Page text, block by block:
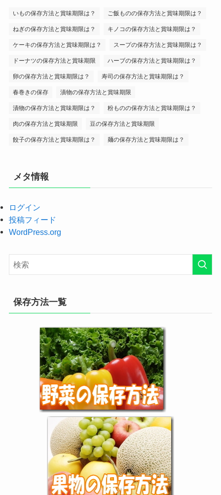
いもの保存方法と賞味期限は？ ご飯ものの保存方法と賞味期限は？
ねぎの保存方法と賞味期限は？ キノコの保存方法と賞味期限は？
ケーキの保存方法と賞味期限は？ スープの保存方法と賞味期限は？
ドーナツの保存方法と賞味期限 ハーブの保存方法と賞味期限は？
卵の保存方法と賞味期限は？ 寿司の保存方法と賞味期限は？
春巻きの保存 漬物の保存方法と賞味期限
漬物の保存方法と賞味期限は？ 粉ものの保存方法と賞味期限は？
肉の保存方法と賞味期限 豆の保存方法と賞味期限
餃子の保存方法と賞味期限は？ 麺の保存方法と賞味期限は？
メタ情報
ログイン
投稿フィード
WordPress.org
保存方法一覧